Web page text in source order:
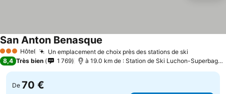
3 ÉtoilesHôtel Un emplacement de choix près des stations de ski
San Anton Benasque
8,4 Très bien 1 769 à 19.0 km de : Station de Ski Luchon-Superbagnères
De 70 €